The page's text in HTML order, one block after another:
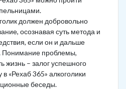
должен добровольно
осознавая суть метода и
если он и дальше
Понимание проблемы,
жизнь – залог успешного
«Рехаб 365» алкоголики
беседы.